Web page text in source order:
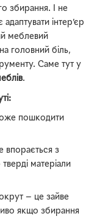
збирання. І не
інтер’єр
меблевий
головний біль,
Саме тут у
.
пошкодити
впорається з
матеріали
— це зайве
якщо збирання